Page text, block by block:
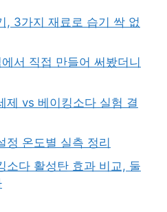
, 3가지 재료로 습기 싹 없
서 직접 만들어 써봤더니
제 vs 베이킹소다 실험 결
정 온도별 실측 정리
소다 활성탄 효과 비교, 둘